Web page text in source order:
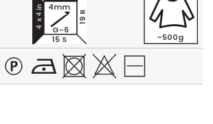
15 S
19 R
4mm
G-6
~500g